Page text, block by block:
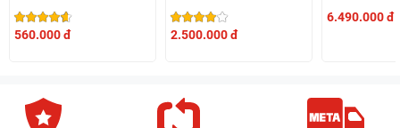
560.000 đ
2.500.000 đ
6.490.000 đ